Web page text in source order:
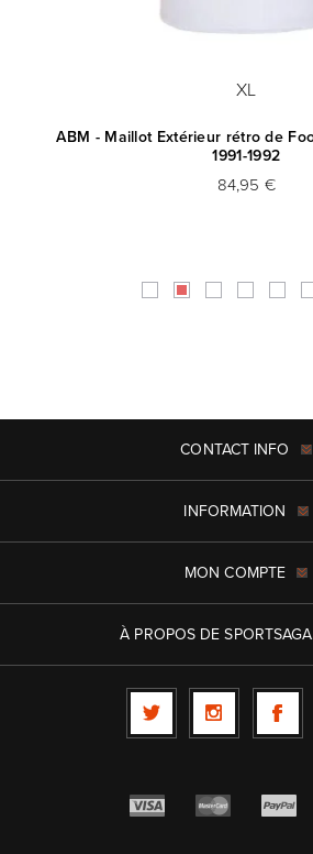
XL
ABM - Maillot Extérieur rétro de
1991-1992
84,95 €
CONTACT INFO
INFORMATION
MON COMPTE
À PROPOS DE